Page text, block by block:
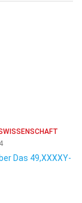
Das 49,XXXXY-